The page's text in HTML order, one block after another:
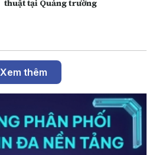
thuật tại Quảng trường
Xem thêm